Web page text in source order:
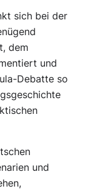
sich bei der
dem
und
Debatte so
und